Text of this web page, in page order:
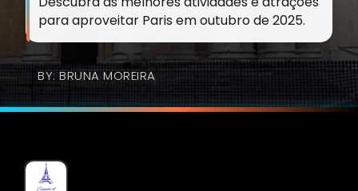
para aproveitar Paris em outubro de 2025.
BY: BRUNA MOREIRA